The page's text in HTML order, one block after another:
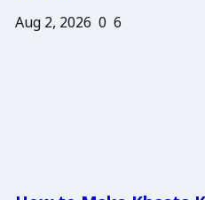
Aug 2, 2026 0 6